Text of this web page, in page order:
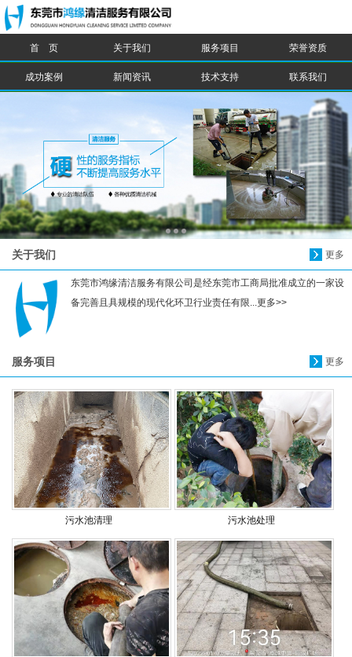
首 页 关于我们 服务项目 荣誉资质
成功案例 新闻资讯 技术支持 联系我们
更多
关于我们
东莞市鸿缘清洁服务有限公司是经东莞市工商局批准成立的一家设
备完善且具规模的现代化环卫行业责任有限...更多>>
更多
服务项目
污水池清理 污水池处理
信息搜索
搜索